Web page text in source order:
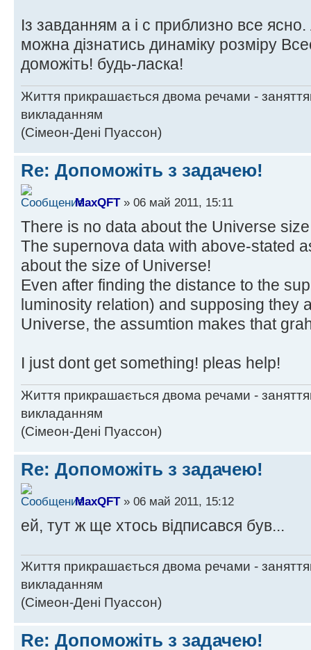
Із завданням а і с приблизно все
можна дізнатись динаміку розміру
доможіть! будь-ласка!
Життя прикрашається двома речами -
викладанням
(Сімеон-Дені Пуассон)
Re: Допоможіть з задачею!
MaxQFT» 06 май 2011, 15:11
There is no data about the Universe
The supernova data with above-stated
about the size of Universe!
Even after finding the distance to the
luminosity relation) and supposing they
Universe, the assumtion makes that
I just dont get something! pleas help!
Життя прикрашається двома речами -
викладанням
(Сімеон-Дені Пуассон)
Re: Допоможіть з задачею!
MaxQFT» 06 май 2011, 15:12
ей, тут ж ще хтось відписався був...
Життя прикрашається двома речами -
викладанням
(Сімеон-Дені Пуассон)
Re: Допоможіть з задачею!